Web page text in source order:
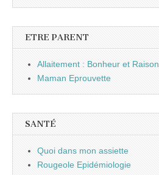
ETRE PARENT
Allaitement : Bonheur et Raison
Maman Eprouvette
SANTÉ
Quoi dans mon assiette
Rougeole Epidémiologie